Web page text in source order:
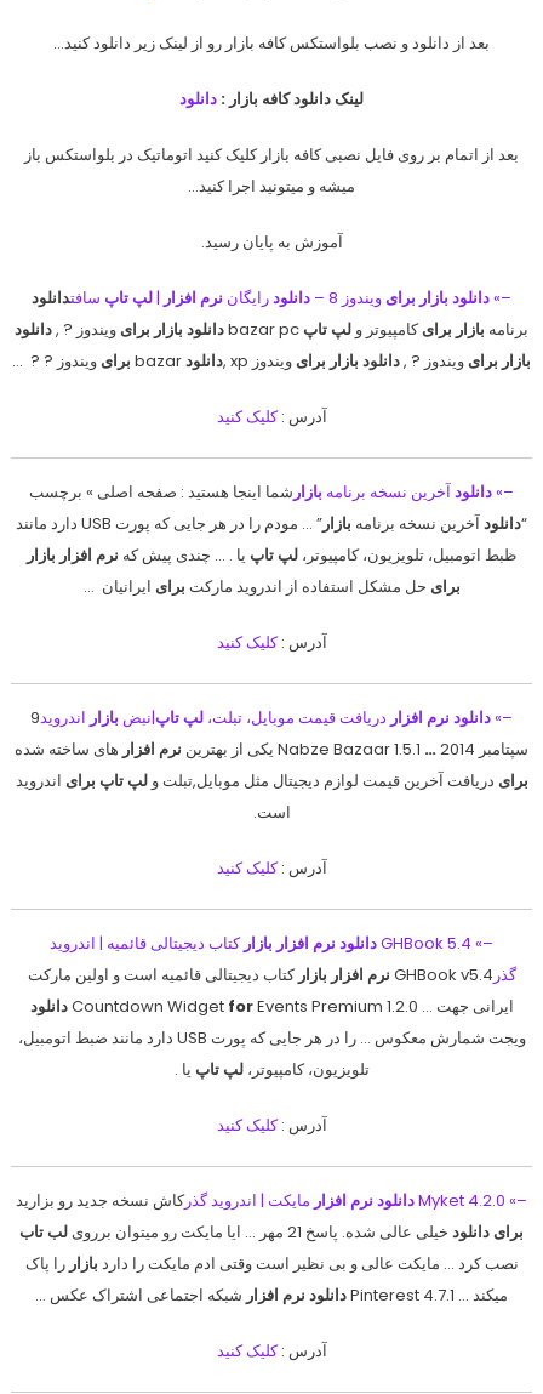
بعد از دانلود و نصب بلواستکس کافه بازار رو از لینک زیر دانلود کنید…
لینک دانلود کافه بازار : دانلود
بعد از اتمام بر روی فایل نصبی کافه بازار کلیک کنید اتوماتیک در بلواستکس باز
میشه و میتونید اجرا کنید…
آموزش به پایان رسید.
–»دانلود بازار برای ویندوز 8 – دانلودرایگان نرم افزار |لپ تاپ سافتدانلود
برنامه بازار برایکامپیوتر و لپ تاپ دانلود بازار برای ویندوز ? ,دانلود
بازار برای ویندوز ? ,دانلود بازار برای ویندوز xp , دانلود برای ویندوز ? ? …
آدرس :کلیک کنید
–»دانلودآخرین نسخه برنامه بازارشما اینجا هستید : صفحه اصلی » برچسب
“دانلودآخرین نسخه برنامه بازار
” … مودم را در هر جایی که پورت USB دارد مانند
ظبط اتومبیل، تلویزیون، کامپیوتر، لپ تاپ یا . … چندی پیش که نرم افزار بازار
برای حل مشکل استفاده از اندروید مارکت برای ایرانیان …
آدرس :کلیک کنید
–»دانلود نرم افزار دریافت قیمت موبایل، تبلت، لپ تاپ|نبض بازار اندروید9
سپتامبر 2014
… نرم افزار های ساخته شده
برای دریافت آخرین قیمت لوازم دیجیتال مثل موبایل,تبلت ولپ تاپ برای اندروید
است.
آدرس :کلیک کنید
–» GHBook 5.4 دانلود نرم افزار بازار کتاب دیجیتالی قائمیه | اندروید
گذر GHBook v5.4 نرم افزار بازار کتاب دیجیتالی قائمیه است و اولین مارکت
ایرانی جهت … Countdown Widget
forEvents Premium 1.2.0
دانلود
ویجت شمارش معکوس … را در هر جایی که پورت USB دارد مانند ضبط اتومبیل،
تلویزیون، کامپیوتر،لپ تاپ یا .
آدرس :کلیک کنید
–» Myket 4.2.0 دانلود نرم افزار مایکت | اندروید گذرکاش نسخه جدید رو بزارید
برای دانلود خیلی عالی شده. پاسخ 21 مهر … ایا مایکت رو میتوان برروی
لب تاب
نصب کرد … مایکت عالی و بی نظیر است وقتی ادم مایکت را دارد بازار را پاک
میکند … Pinterest 4.7.1
دانلود نرم افزار شبکه اجتماعی اشتراک عکس …
آدرس :کلیک کنید